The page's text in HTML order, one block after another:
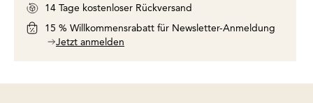
14 Tage kostenloser Rückversand
15 % Willkommensrabatt für Newsletter-Anmeldung
Jetzt anmelden